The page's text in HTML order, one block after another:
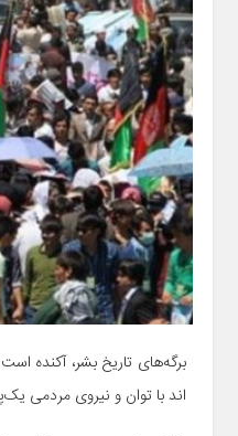
برگه­‌های تاریخ بشر، آکنده
اند با توان و نیروی مردمی